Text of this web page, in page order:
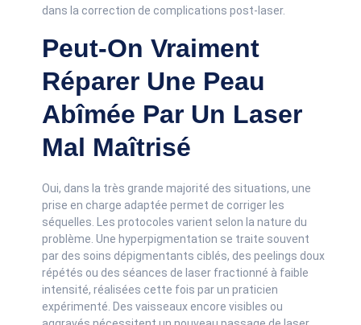
dans la correction de complications post-laser.
Peut-On Vraiment
Réparer Une Peau
Abîmée Par Un Laser
Mal Maîtrisé
Oui, dans la très grande majorité des situations, une
prise en charge adaptée permet de corriger les
séquelles. Les protocoles varient selon la nature du
problème. Une hyperpigmentation se traite souvent
par des soins dépigmentants ciblés, des peelings doux
répétés ou des séances de laser fractionné à faible
intensité, réalisées cette fois par un praticien
expérimenté. Des vaisseaux encore visibles ou